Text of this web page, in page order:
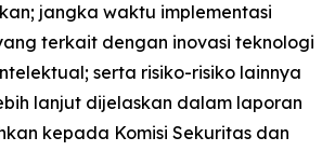
jangka waktu implementasi
terkait dengan inovasi teknologi
serta risiko-risiko lainnya
lanjut dijelaskan dalam laporan
kepada Komisi Sekuritas dan